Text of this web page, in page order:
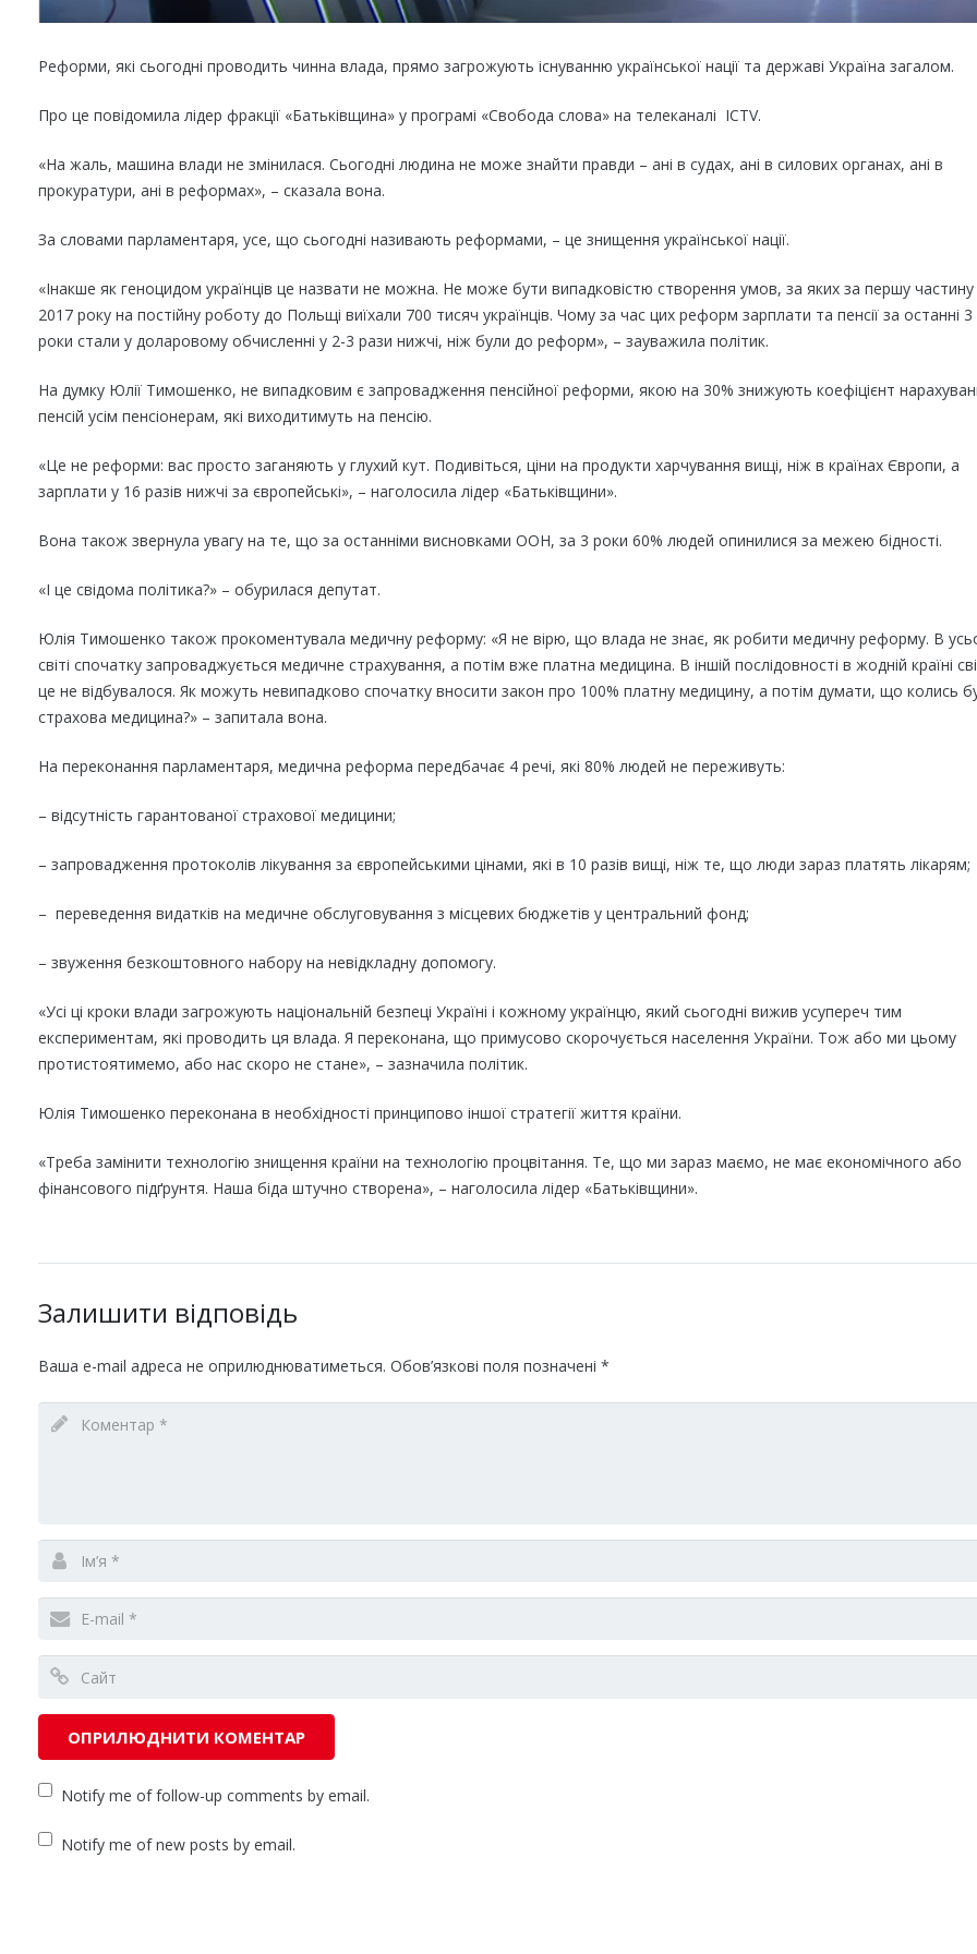
Реформи, які сьогодні проводить чинна влада, прямо загрожують існуванню української нації та державі Україна загалом.
Про це повідомила лідер фракції «Батьківщина» у програмі «Свобода слова» на телеканалі ICTV.
«На жаль, машина влади не змінилася. Сьогодні людина не може знайти правди – ані в судах, ані в силових органах, ані в
прокуратури, ані в реформах», – сказала вона.
За словами парламентаря, усе, що сьогодні називають реформами, – це знищення української нації.
«Інакше як геноцидом українців це назвати не можна. Не може бути випадковістю створення умов, за яких за першу частину
2017 року на постійну роботу до Польщі виїхали 700 тисяч українців. Чому за час цих реформ зарплати та пенсії за останні 3
роки стали у доларовому обчисленні у 2-3 рази нижчі, ніж були до реформ», – зауважила політик.
На думку Юлії Тимошенко, не випадковим є запровадження пенсійної реформи, якою на 30% знижують коефіцієнт
пенсій усім пенсіонерам, які виходитимуть на пенсію.
«Це не реформи: вас просто заганяють у глухий кут. Подивіться, ціни на продукти харчування вищі, ніж в країнах Європи, а
зарплати у 16 разів нижчі за європейські», – наголосила лідер «Батьківщини».
Вона також звернула увагу на те, що за останніми висновками ООН, за 3 роки 60% людей опинилися за межею бідності.
«І це свідома політика?» – обурилася депутат.
Юлія Тимошенко також прокоментувала медичну реформу: «Я не вірю, що влада не знає, як робити медичну реформу. В
світі спочатку запроваджується медичне страхування, а потім вже платна медицина. В іншій послідовності в жодній країні
це не відбувалося. Як можуть невипадково спочатку вносити закон про 100% платну медицину, а потім думати, що колись
страхова медицина?» – запитала вона.
На переконання парламентаря, медична реформа передбачає 4 речі, які 80% людей не переживуть:
– відсутність гарантованої страхової медицини;
– запровадження протоколів лікування за європейськими цінами, які в 10 разів вищі, ніж те, що люди зараз платять лікарям;
– переведення видатків на медичне обслуговування з місцевих бюджетів у центральний фонд;
– звуження безкоштовного набору на невідкладну допомогу.
«Усі ці кроки влади загрожують національній безпеці Україні і кожному українцю, який сьогодні вижив усупереч тим
експериментам, які проводить ця влада. Я переконана, що примусово скорочується населення України. Тож або ми цьому
протистоятимемо, або нас скоро не стане», – зазначила політик.
Юлія Тимошенко переконана в необхідності принципово іншої стратегії життя країни.
«Треба замінити технологію знищення країни на технологію процвітання. Те, що ми зараз маємо, не має економічного або
фінансового підґрунтя. Наша біда штучно створена», – наголосила лідер «Батьківщини».
Залишити відповідь
Ваша e-mail адреса не оприлюднюватиметься. Обов’язкові поля позначені *
Notify me of follow-up comments by email.
Notify me of new posts by email.